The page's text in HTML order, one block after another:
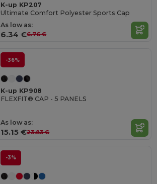
K-up KP207
Ultimate Comfort Polyester Sports Cap
As low as:
6.34 €6.76 €
-36%
K-up KP908
FLEXFIT® CAP - 5 PANELS
As low as:
15.15 €23.83 €
-3%